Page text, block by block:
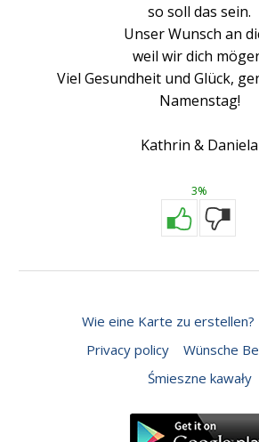
so soll das sein.
Unser Wunsch an
weil wir dich
Viel Gesundheit und Glück,
Namenstag!
Kathrin & Daniela
3%
Wie eine Karte zu erstellen?
Privacy policy
Wünsche
Śmieszne kawały